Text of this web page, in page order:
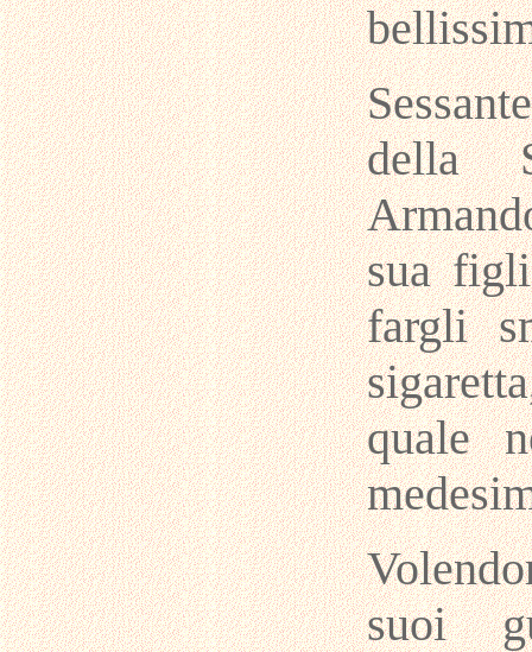
della
sua
fargli
quale
suoi